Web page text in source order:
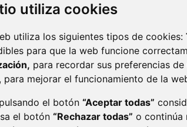
utiliza cookies
utiliza los siguientes tipos de cookies:
para que la web funcione
para recordar sus preferencias
, para mejorar el funcionamiento de la
el botón “Aceptar todas”
el botón “Rechazar todas” o continúa
monzon.es